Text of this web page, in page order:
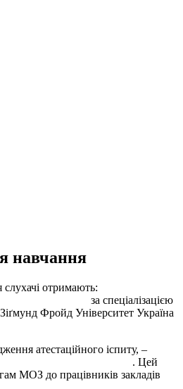
навчання
слухачі отримають:
за спеціалізацією
Фройд Університет Україна
атестаційного іспиту, –
. Цей
МОЗ до працівників закладів